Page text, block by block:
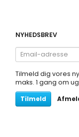
NYHEDSBREV
Email-
adresse
Tilmeld dig vores
maks. 1 gang om
Tilmeld